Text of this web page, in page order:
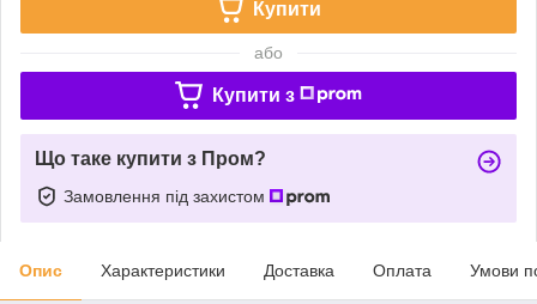
Купити
або
Купити з
Що таке купити з Пром?
Замовлення під захистом
Опис Характеристики Доставка Оплата Умови